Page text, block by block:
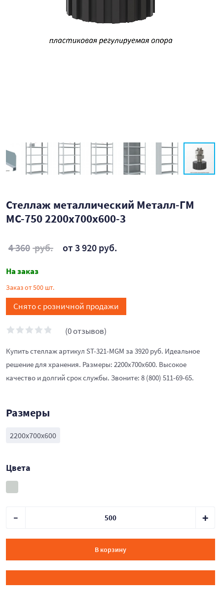
Стеллаж металлический Металл-ГМ
МС-750 2200x700x600-3
4 360 руб. от 3 920 руб.
На заказ
Заказ от 500 шт.
Снято с розничной продажи
(0 отзывов)
Купить стеллаж артикул ST-321-MGM за 3920 руб. Идеальное
решение для хранения. Размеры: 2200x700x600. Высокое
качество и долгий срок службы. Звоните: 8 (800) 511-69-65.
Размеры
2200x700x600
Цвета
В корзину